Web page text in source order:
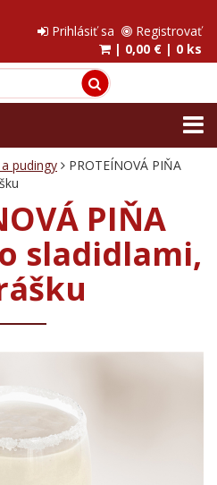
Prihlásiť sa
Registrovať
| 0,00 € | 0 ks
pudingy
PROTEÍNOVÁ PIŇA
PIŇA
sladidlami,